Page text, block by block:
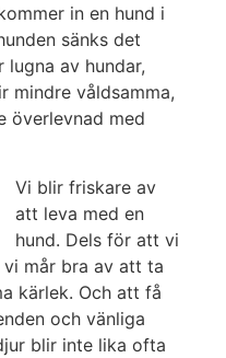
in en hund i
sänks det
lugna av hundar,
mindre våldsamma,
överlevnad med
Vi blir friskare av
att leva med en
hund. Dels för att vi
mår bra av att ta
kärlek. Och att få
och vänliga
blir inte lika ofta